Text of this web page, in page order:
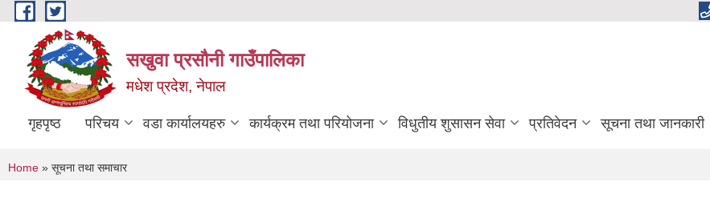
Skip to main content
सखुवा प्रसौनी गाउँपालिका
मधेश प्रदेश, नेपाल
गृहपृष्ठ परिचय वडा कार्यालयहरु कार्यक्रम तथा परियोजना विधुतीय शुसासन सेवा प्रतिवेदन सूचना तथा जानकारी
You are here
Home » सूचना तथा समाचार